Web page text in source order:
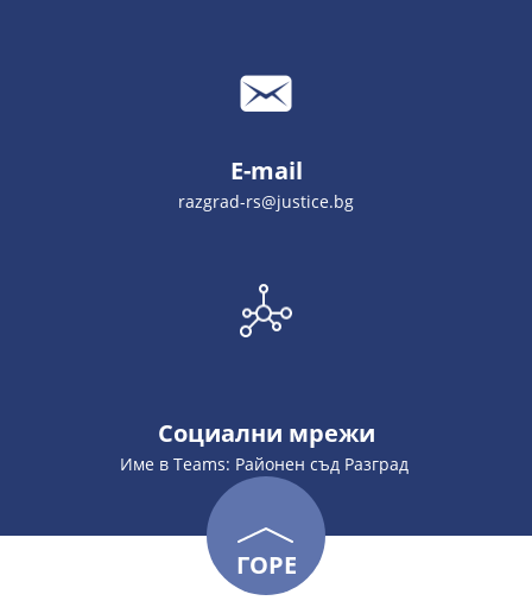
E-mail
razgrad-rs@justice.bg
Социални мрежи
Име в Teams: Районен съд Разград
ГОРЕ